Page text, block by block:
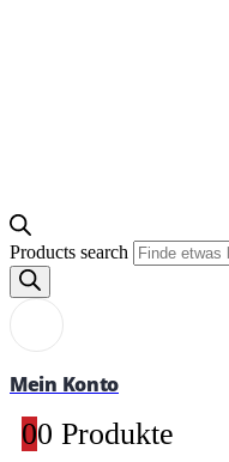
Products search
Mein Konto
00 Produkte